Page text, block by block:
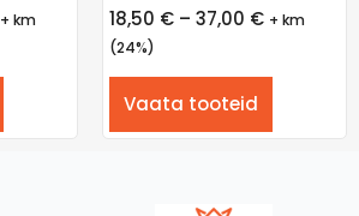
+ km
18,50 € – 37,00 € + km
(24%)
Vaata tooteid